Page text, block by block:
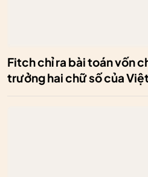
Fitch chỉ ra bài toán vốn
trưởng hai chữ số của